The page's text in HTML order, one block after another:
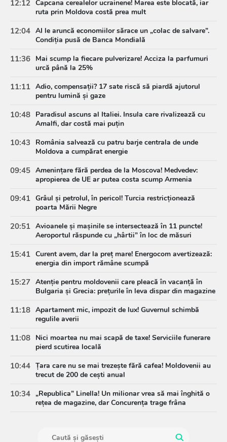
12:12 Capcana cerealelor ucrainene! Marea este blocată, iar
ruta prin Moldova costă prea mult
12:04 AI le aruncă economiilor sărace un „colac de salvare”.
Condiția pusă de Banca Mondială
11:36 Mai scump la fiecare pulverizare! Acciza la parfumuri
urcă până la 25%
11:11 Adio, compensații? 17 sate riscă să piardă ajutorul
pentru lumină și gaze
10:48 Paradisul ascuns al Italiei. Insula care rivalizează cu
Amalfi, dar costă mai puțin
10:43
România salvează cu patru barje centrala de unde
Moldova a cumpărat energie
09:45 Amenințare fără perdea de la Moscova! Medvedev:
apropierea de UE ar putea costa scump Armenia
09:41 Grâul și petrolul, în pericol! Turcia restricționează
poarta Mării Negre
20:51 Avioanele și mașinile se intersectează în 11 puncte!
Aeroportul răspunde cu „hârtii” în loc de măsuri
15:41 Curent avem, dar la preț mare! Energocom avertizează:
energia din import rămâne scumpă
15:27 Atenție pentru moldovenii care pleacă în vacanță în
Bulgaria și Grecia: prețurile în leva dispar din magazine
11:18 Apartament mic, impozit de lux! Guvernul schimbă
regulile averii
11:08 Nici moartea nu mai scapă de taxe! Serviciile funerare
pierd scutirea locală
10:44 Țara care nu se mai trezește fără cafea! Moldovenii au
trecut de 200 de cești anual
10:34 „Republica” Linella! Un milionar vrea să mai înghită o
rețea de magazine, dar Concurența trage frâna